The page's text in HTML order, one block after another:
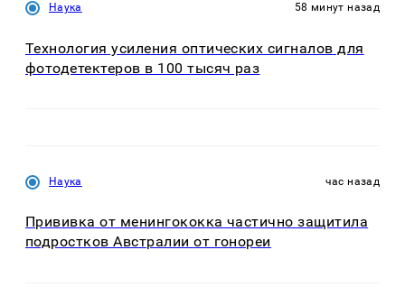
Наука 58 минут назад
Технология усиления оптических сигналов для
фотодетектеров в 100 тысяч раз
Наука час назад
Прививка от менингококка частично защитила
подростков Австралии от гонореи